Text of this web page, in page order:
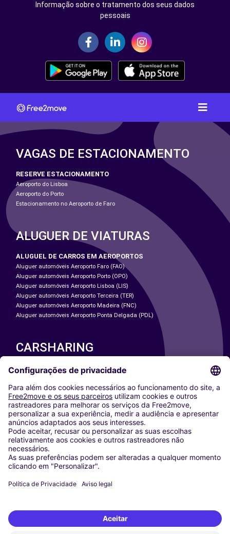
Informação sobre o tratamento dos seus dados
pessoais
VAGAS DE ESTACIONAMENTO
RESERVE ESTACIONAMENTO
Aeroporto do Lisboa
Aeroporto do Porto
Estacionamento no Aeroporto de Faro
ALUGUER DE VIATURAS
ALUGUEL DE CARROS EM AEROPORTOS
Aluguer automóveis Aeroporto Faro (FAO)
Aluguer automóveis Aeroporto Porto (OPO)
Aluguer automóveis Aeroporto Lisboa (LIS)
Aluguer automóveis Aeroporto Terceira (TER)
Aluguer automóveis Aeroporto Madeira (FNC)
Aluguer automóveis Aeroporto Ponta Delgada (PDL)
CARSHARING
NOSSAS CIDADES
Washington DC
Milan
Rome
Turin
Vienna
Berlin
Cologne
Dusseldorf
Frankfurt
Munich